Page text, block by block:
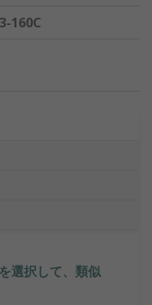
160C
選択して、類似